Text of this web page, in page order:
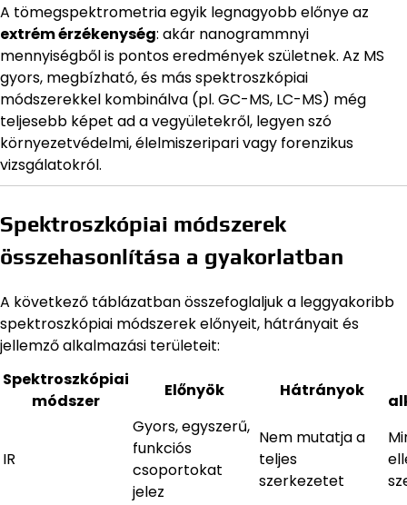
A tömegspektrometria egyik legnagyobb előnye az
extrém érzékenység: akár nanogrammnyi
mennyiségből is pontos eredmények születnek. Az MS
gyors, megbízható, és más spektroszkópiai
módszerekkel kombinálva (pl. GC-MS, LC-MS) még
teljesebb képet ad a vegyületekről, legyen szó
környezetvédelmi, élelmiszeripari vagy forenzikus
vizsgálatokról.
Spektroszkópiai módszerek
összehasonlítása a gyakorlatban
A következő táblázatban összefoglaljuk a leggyakoribb
spektroszkópiai módszerek előnyeit, hátrányait és
jellemző alkalmazási területeit:
Spektroszkópiai
módszer
Előnyök Hátrányok
IR
Gyors, egyszerű,
funkciós
csoportokat
jelez
Nem mutatja a
teljes
szerkezetet